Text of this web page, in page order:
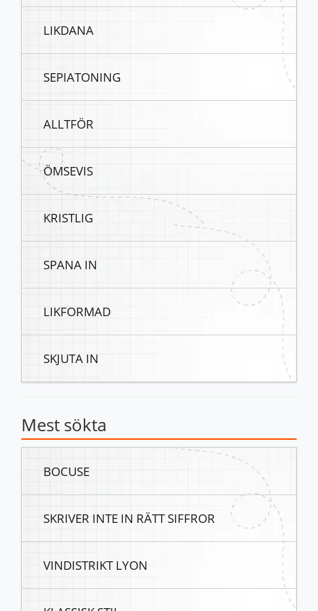
LIKDANA
SEPIATONING
ALLTFÖR
ÖMSEVIS
KRISTLIG
SPANA IN
LIKFORMAD
SKJUTA IN
Mest sökta
BOCUSE
SKRIVER INTE IN RÄTT SIFFROR
VINDISTRIKT LYON